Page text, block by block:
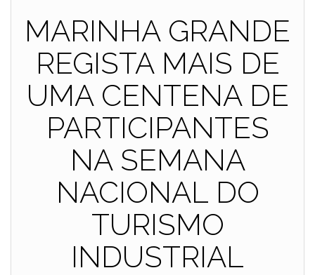
MARINHA GRANDE
REGISTA MAIS DE
UMA CENTENA DE
PARTICIPANTES
NA SEMANA
NACIONAL DO
TURISMO
INDUSTRIAL